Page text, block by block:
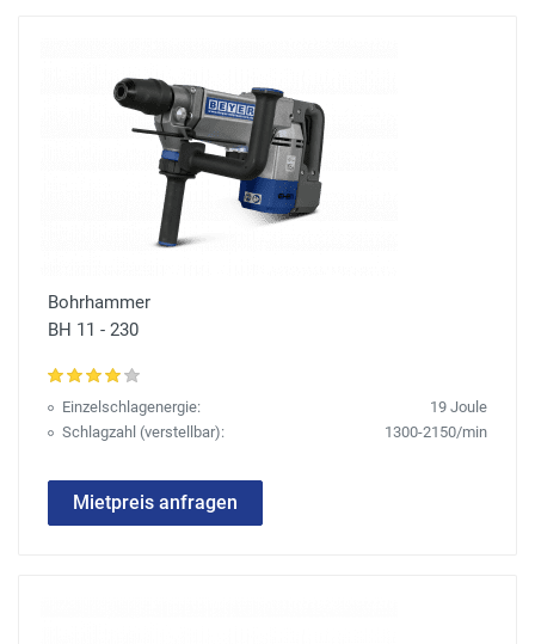
Bohrhammer
BH 11 - 230
Einzelschlagenergie:
19 Joule
Schlagzahl (verstellbar):
1300-2150/min
Mietpreis anfragen